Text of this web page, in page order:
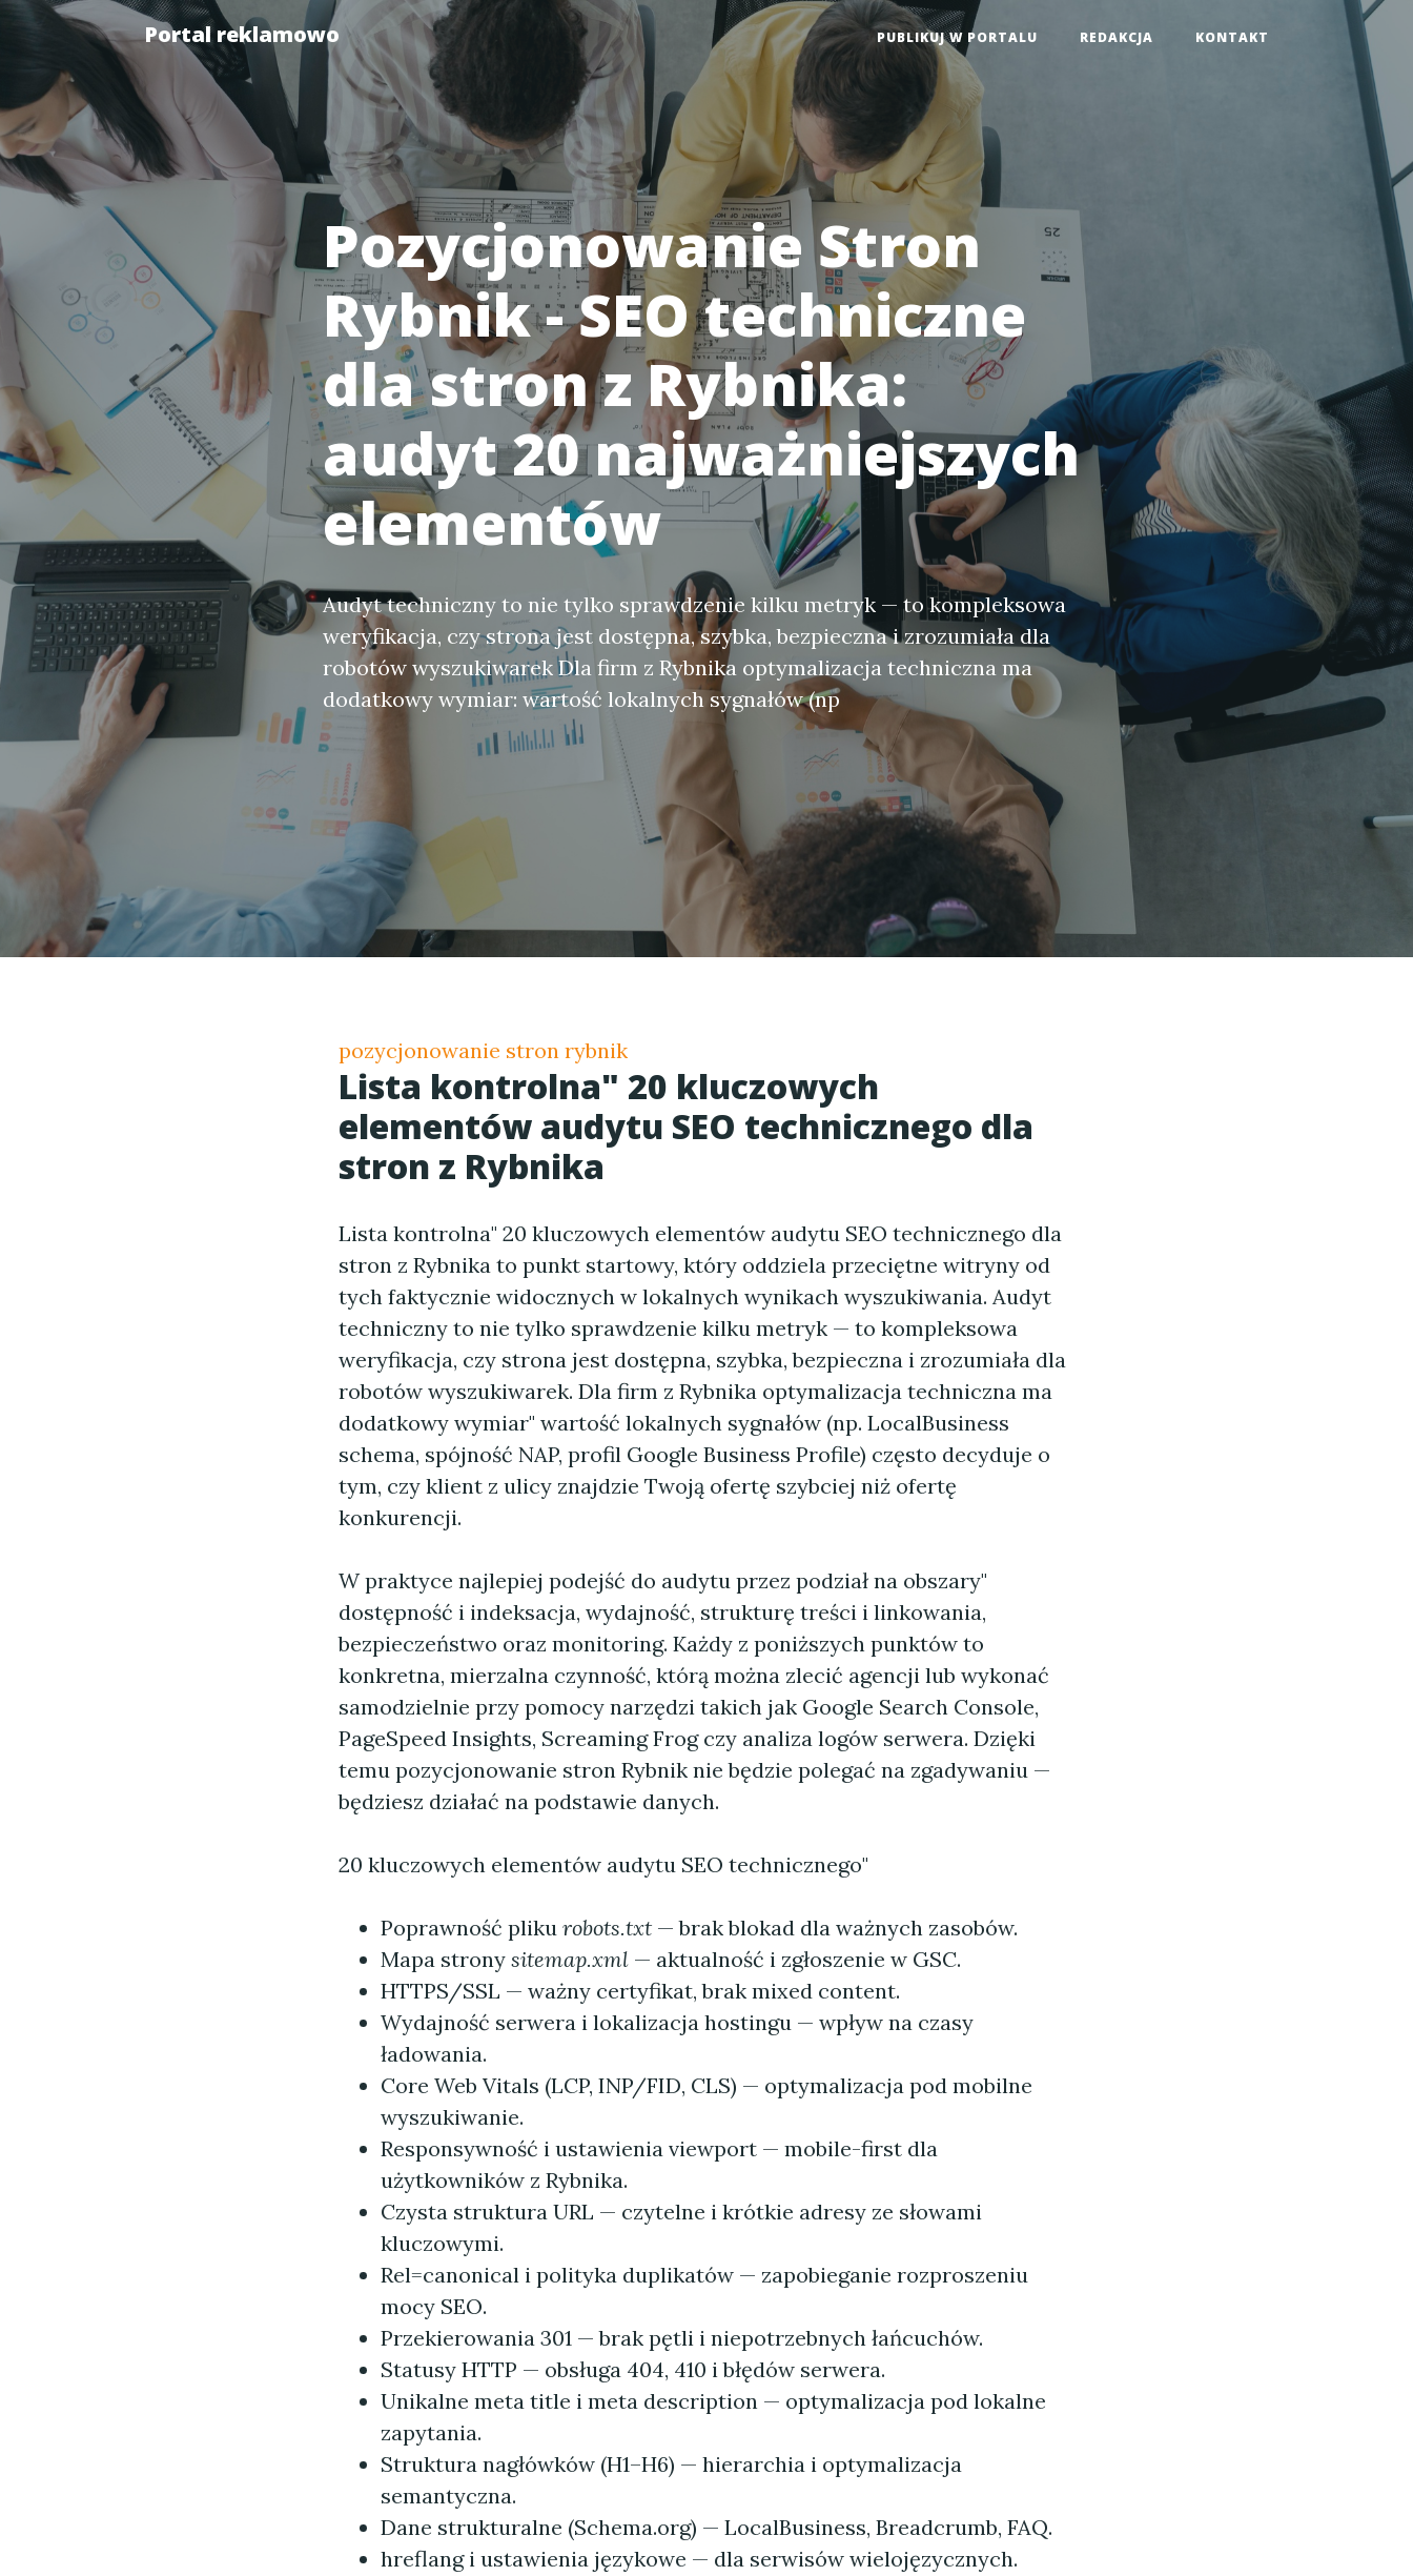
Portal reklamowo PUBLIKUJ W PORTALU REDAKCJA KONTAKT
Pozycjonowanie Stron
Rybnik - SEO techniczne
dla stron z Rybnika:
audyt 20 najważniejszych
elementów
Audyt techniczny to nie tylko sprawdzenie kilku metryk — to kompleksowa
weryfikacja, czy strona jest dostępna, szybka, bezpieczna i zrozumiała dla
robotów wyszukiwarek Dla firm z Rybnika optymalizacja techniczna ma
dodatkowy wymiar: wartość lokalnych sygnałów (np
pozycjonowanie stron rybnik
Lista kontrolna" 20 kluczowych
elementów audytu SEO technicznego dla
stron z Rybnika
Lista kontrolna" 20 kluczowych elementów audytu SEO technicznego dla
stron z Rybnika to punkt startowy, który oddziela przeciętne witryny od
tych faktycznie widocznych w lokalnych wynikach wyszukiwania. Audyt
techniczny to nie tylko sprawdzenie kilku metryk — to kompleksowa
weryfikacja, czy strona jest dostępna, szybka, bezpieczna i zrozumiała dla
robotów wyszukiwarek. Dla firm z Rybnika optymalizacja techniczna ma
dodatkowy wymiar" wartość lokalnych sygnałów (np. LocalBusiness
schema, spójność NAP, profil Google Business Profile) często decyduje o
tym, czy klient z ulicy znajdzie Twoją ofertę szybciej niż ofertę
konkurencji.
W praktyce najlepiej podejść do audytu przez podział na obszary"
dostępność i indeksacja, wydajność, strukturę treści i linkowania,
bezpieczeństwo oraz monitoring. Każdy z poniższych punktów to
konkretna, mierzalna czynność, którą można zlecić agencji lub wykonać
samodzielnie przy pomocy narzędzi takich jak Google Search Console,
PageSpeed Insights, Screaming Frog czy analiza logów serwera. Dzięki
temu pozycjonowanie stron Rybnik nie będzie polegać na zgadywaniu —
będziesz działać na podstawie danych.
20 kluczowych elementów audytu SEO technicznego"
Poprawność pliku robots.txt — brak blokad dla ważnych zasobów.
Mapa strony sitemap.xml — aktualność i zgłoszenie w GSC.
HTTPS/SSL — ważny certyfikat, brak mixed content.
Wydajność serwera i lokalizacja hostingu — wpływ na czasy
ładowania.
Core Web Vitals (LCP, INP/FID, CLS) — optymalizacja pod mobilne
wyszukiwanie.
Responsywność i ustawienia viewport — mobile-first dla
użytkowników z Rybnika.
Czysta struktura URL — czytelne i krótkie adresy ze słowami
kluczowymi.
Rel=canonical i polityka duplikatów — zapobieganie rozproszeniu
mocy SEO.
Przekierowania 301 — brak pętli i niepotrzebnych łańcuchów.
Statusy HTTP — obsługa 404, 410 i błędów serwera.
Unikalne meta title i meta description — optymalizacja pod lokalne
zapytania.
Struktura nagłówków (H1–H6) — hierarchia i optymalizacja
semantyczna.
Dane strukturalne (Schema.org) — LocalBusiness, Breadcrumb, FAQ.
hreflang i ustawienia językowe — dla serwisów wielojęzycznych.